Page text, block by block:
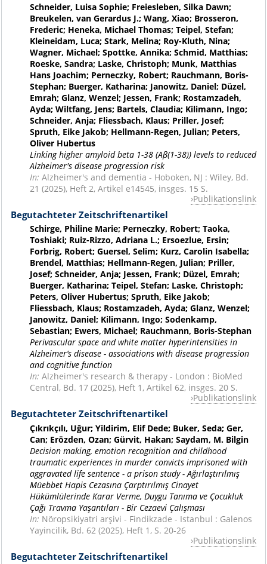
Schneider, Luisa Sophie; Freiesleben, Silka Dawn;
Breukelen, van Gerardus J.; Wang, Xiao; Brosseron,
Frederic; Heneka, Michael Thomas; Teipel, Stefan;
Kleineidam, Luca; Stark, Melina; Roy-Kluth, Nina;
Wagner, Michael; Spottke, Annika; Schmid, Matthias;
Roeske, Sandra; Laske, Christoph; Munk, Matthias
Hans Joachim; Perneczky, Robert; Rauchmann, Boris-
Stephan; Buerger, Katharina; Janowitz, Daniel; Düzel,
Emrah; Glanz, Wenzel; Jessen, Frank; Rostamzadeh,
Ayda; Wiltfang, Jens; Bartels, Claudia; Kilimann, Ingo;
Schneider, Anja; Fliessbach, Klaus; Priller, Josef;
Spruth, Eike Jakob; Hellmann-Regen, Julian; Peters,
Oliver Hubertus
Linking higher amyloid beta 1-38 (Aβ(1-38)) levels to reduced
Alzheimer's disease progression risk
In: Alzheimer's and dementia - Hoboken, NJ : Wiley, Bd.
21 (2025), Heft 2, Artikel e14545, insges. 15 S.
Publikationslink
Begutachteter Zeitschriftenartikel
Schirge, Philine Marie; Perneczky, Robert; Taoka,
Toshiaki; Ruiz-Rizzo, Adriana L.; Ersoezlue, Ersin;
Forbrig, Robert; Guersel, Selim; Kurz, Carolin Isabella;
Brendel, Matthias; Hellmann-Regen, Julian; Priller,
Josef; Schneider, Anja; Jessen, Frank; Düzel, Emrah;
Buerger, Katharina; Teipel, Stefan; Laske, Christoph;
Peters, Oliver Hubertus; Spruth, Eike Jakob;
Fliessbach, Klaus; Rostamzadeh, Ayda; Glanz, Wenzel;
Janowitz, Daniel; Kilimann, Ingo; Sodenkamp,
Sebastian; Ewers, Michael; Rauchmann, Boris-Stephan
Perivascular space and white matter hyperintensities in
Alzheimer’s disease - associations with disease progression
and cognitive function
In: Alzheimer's research & therapy - London : BioMed
Central, Bd. 17 (2025), Heft 1, Artikel 62, insges. 20 S.
Publikationslink
Begutachteter Zeitschriftenartikel
Çıkrıkçılı, Uğur; Yildirim, Elif Dede; Buker, Seda; Ger,
Can; Erözden, Ozan; Gürvit, Hakan; Saydam, M. Bilgin
Decision making, emotion recognition and childhood
traumatic experiences in murder convicts imprisoned with
aggravated life sentence - a prison study - Ağırlaştırılmış
Müebbet Hapis Cezasına Çarptırılmış Cinayet
Hükümlülerinde Karar Verme, Duygu Tanıma ve Çocukluk
Çağı Travma Yaşantıları - Bir Cezaevi Çalışması
In: Nöropsikiyatri arşivi - Findikzade - Istanbul : Galenos
Yayincilik, Bd. 62 (2025), Heft 1, S. 20-26
Publikationslink
Begutachteter Zeitschriftenartikel